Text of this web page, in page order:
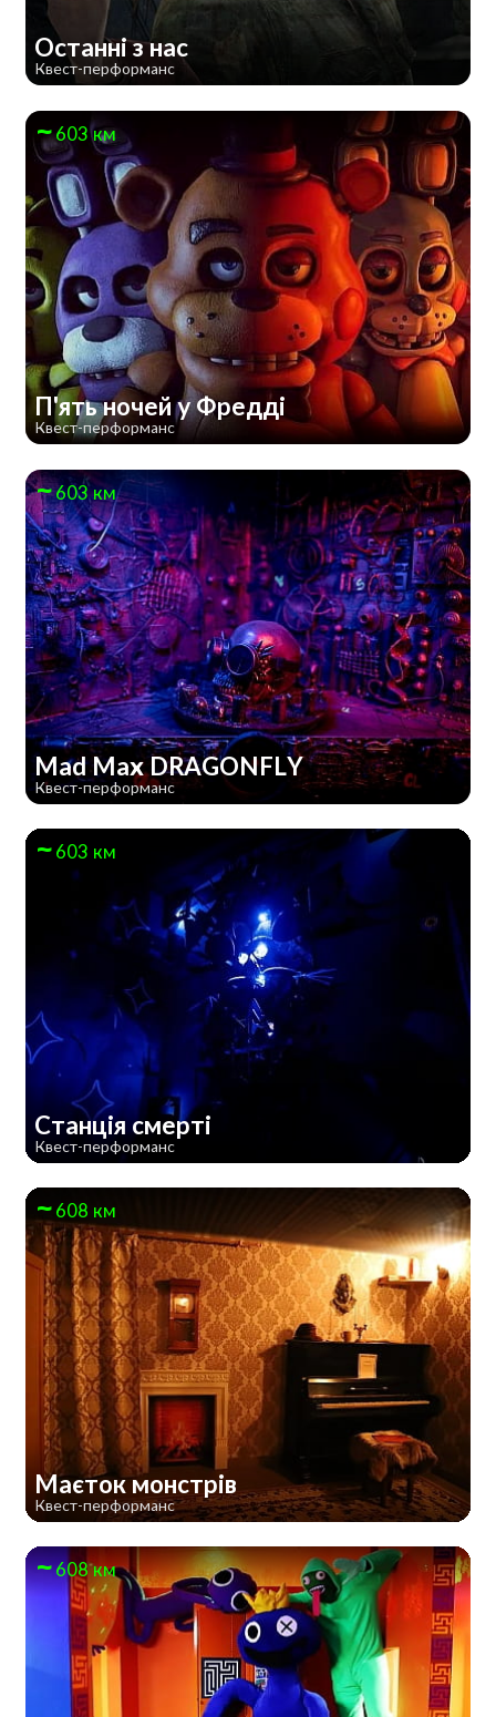
Останні з нас
Квест-перформанс
603 км
П'ять ночей у Фредді
Квест-перформанс
603 км
Mad Max DRAGONFLY
Квест-перформанс
603 км
Станція смерті
Квест-перформанс
608 км
Маєток монстрів
Квест-перформанс
608 км